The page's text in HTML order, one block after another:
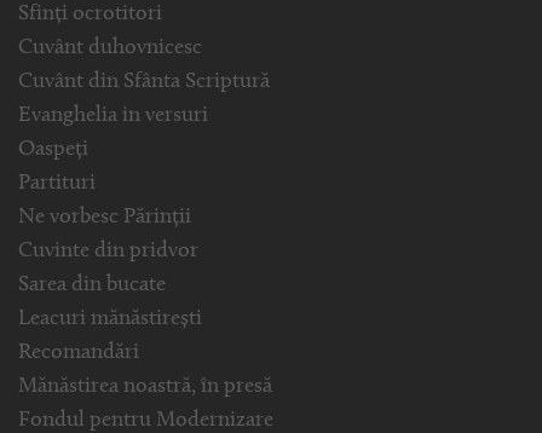
Sfinți ocrotitori
Cuvânt duhovnicesc
Cuvânt din Sfânta Scriptură
Evanghelia in versuri
Oaspeți
Partituri
Ne vorbesc Părinții
Cuvinte din pridvor
Sarea din bucate
Leacuri mănăstirești
Recomandări
Mănăstirea noastră, în presă
Fondul pentru Modernizare